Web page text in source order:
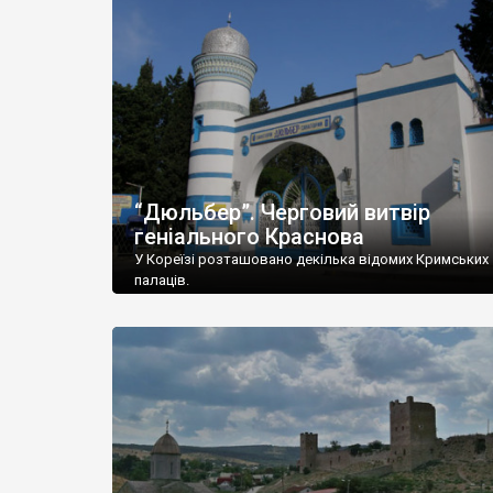
“Дюльбер”. Черговий витвір
геніального Краснова
У Кореїзі розташовано декілька відомих Кримських
палаців.